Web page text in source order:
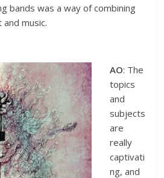
bands was a way of combining
music.
AO: The
topics
and
subjects
are
really
captivati
ng, and